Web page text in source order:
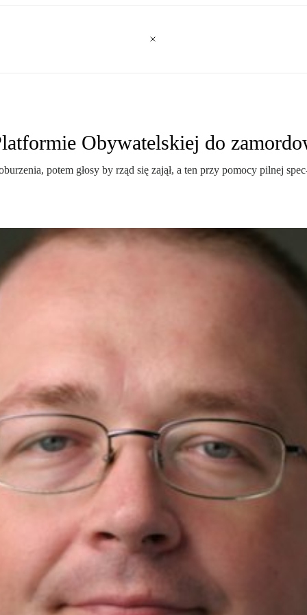
Obywatelskiej do
potem głosy by rząd się zajął, a ten przy pomocy pilnej